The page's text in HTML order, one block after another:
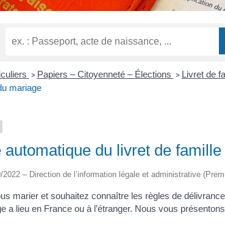
> Papiers – Citoyenneté – Élections > Livret de
mariage
automatique du livret de
– Direction de l’information légale et administrative
marier et souhaitez connaître les règles de
a lieu en France ou à l’étranger. Nous vous